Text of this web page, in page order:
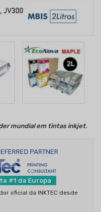
mundial em tintas inkjet.
PARTNER
#1 da Europa
oficial da INKTEC desde